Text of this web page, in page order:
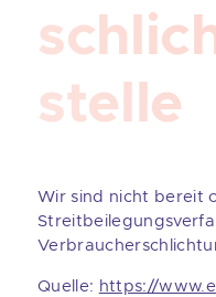
stelle
Wir sind nicht bereit
Quelle: https://